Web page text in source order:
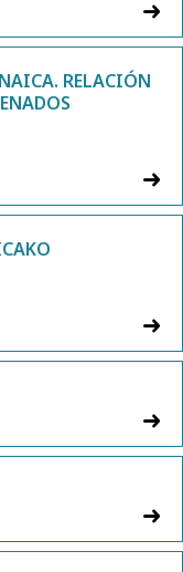
RELACIÓN